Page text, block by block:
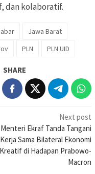
dan kolaboratif.
Jawa Barat
PLN PLN UID
SHARE
Next post
Menteri Ekraf Tanda Tangani
Kerja Sama Bilateral Ekonomi
Kreatif di Hadapan Prabowo-
Macron